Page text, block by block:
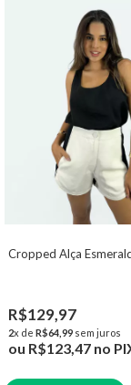
Cropped Alça
R$129,97
2x de R$64,99 sem juros
ou R$123,47 no